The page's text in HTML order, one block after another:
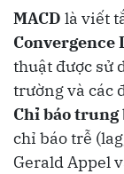
MACD là viết
Convergence
thuật được sử
trường và các
Chỉ báo
chỉ báo trễ
Gerald Appel